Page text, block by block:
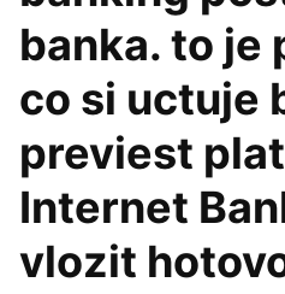
banka. to je
co si uctuje
previest
Internet
vlozit